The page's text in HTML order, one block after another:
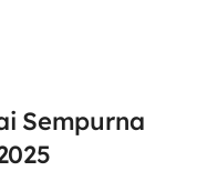
Sempurna